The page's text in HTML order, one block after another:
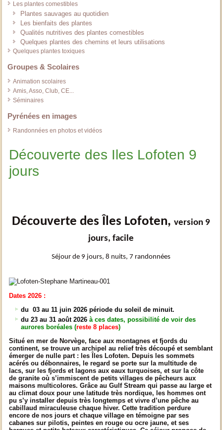
Les plantes comestibles
Plantes sauvages au quotidien
Les bienfaits des plantes
Qualités nutritives des plantes comestibles
Quelques plantes des chemins et leurs utilisations
Quelques plantes toxiques
Groupes & Scolaires
Animation scolaires
Amis, Asso, Club, CE...
Séminaires
Pyrénées en images
Randonnées en photos et vidéos
Découverte des Iles Lofoten 9
jours
Découverte des Îles Lofoten, version 9
jours, facile
Séjour de 9 jours, 8 nuits, 7 randonnées
Dates 2026 :
du 03 au 11 juin 2026 période du soleil de minuit.
du 23 au 31 août 2026à ces dates, possibilité de voir des
aurores boréales (reste 8 places)
Situé en mer de Norvège, face aux montagnes et fjords du
continent, se trouve un archipel au relief très découpé et semblant
émerger de nulle part : les Îles Lofoten. Depuis les sommets
acérés ou débonnaires, le regard se porte sur la multitude de
lacs, sur les fjords et lagons aux eaux turquoises, et sur la côte
de granite où s’immiscent de petits villages de pêcheurs aux
maisons multicolores. Grâce au Gulf Stream qui passe au large et
au climat doux pour une latitude très nordique, les hommes ont
pu s’y installer depuis très longtemps et vivre d’une pêche au
cabillaud miraculeuse chaque hiver. Cette tradition perdure
encore de nos jours et chaque village en témoigne par ses
cabanes sur pilotis, peintes en rouge ou ocre jaune, et ses